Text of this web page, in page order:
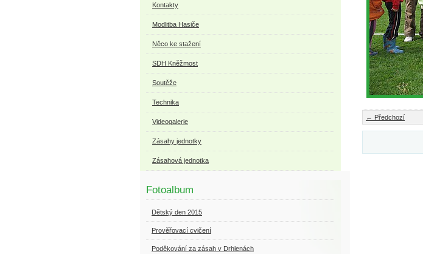
← Předchozí
Kontakty
Modlitba Hasiče
Něco ke stažení
SDH Kněžmost
Soutěže
Technika
Videogalerie
Zásahy jednotky
Zásahová jednotka
Fotoalbum
Dětský den 2015
Prověřovací cvičení
Poděkování za zásah v Drhlenách